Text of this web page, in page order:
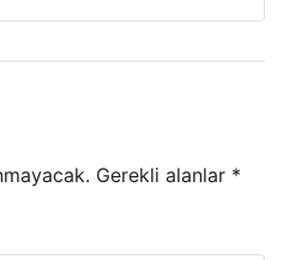
Gerekli alanlar *